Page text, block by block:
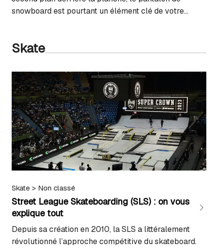
snowboard est pourtant un élément clé de votre
mouvement. Exposé en permanence à la neige,…
Skate
Skate > Non classé
Street League Skateboarding (SLS) : on vous
explique tout
Depuis sa création en 2010, la SLS a littéralement
révolutionné l’approche compétitive du skateboard.